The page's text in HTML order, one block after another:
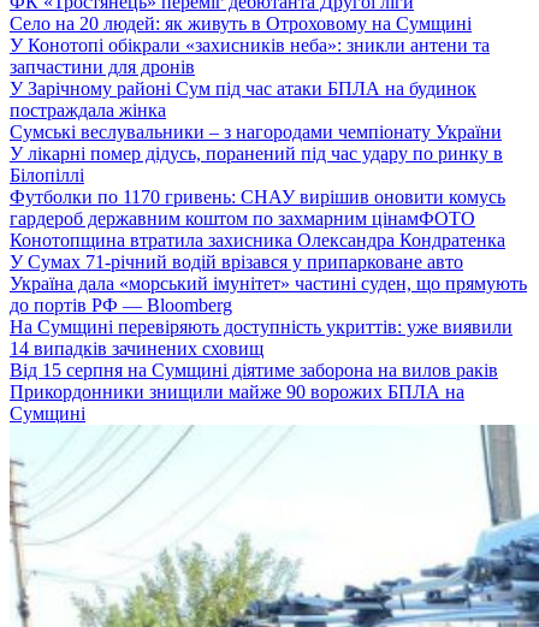
Село на 20 людей: як живуть в Отроховому на Сумщині
У Конотопі обікрали «захисників неба»: зникли антени та
запчастини для дронів
У Зарічному районі Сум під час атаки БПЛА на будинок
постраждала жінка
Сумські веслувальники – з нагородами чемпіонату України
У лікарні помер дідусь, поранений під час удару по ринку в
Білопіллі
Футболки по 1170 гривень: СНАУ вирішив оновити комусь
гардероб державним коштом по захмарним цінамФОТО
Конотопщина втратила захисника Олександра Кондратенка
У Сумах 71-річний водій врізався у припарковане авто
Україна дала «морський імунітет» частині суден, що прямують
до портів РФ — Bloomberg
На Сумщині перевіряють доступність укриттів: уже виявили
14 випадків зачинених сховищ
Від 15 серпня на Сумщині діятиме заборона на вилов раків
Прикордонники знищили майже 90 ворожих БПЛА на
Сумщині